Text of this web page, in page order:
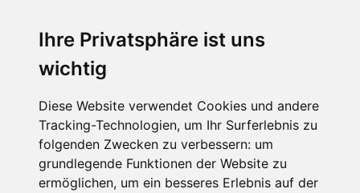
Ihre Privatsphäre ist uns
wichtig
Diese Website verwendet Cookies und andere
Tracking-Technologien, um Ihr Surferlebnis zu
folgenden Zwecken zu verbessern: um
grundlegende Funktionen der Website zu
ermöglichen, um ein besseres Erlebnis auf der
SCHNEEHÖHEN SKI APP
Die Schneehoehen Ski APP für iOS und Android - Ein
Muss für alle Wintersportler und Schneefreaks!